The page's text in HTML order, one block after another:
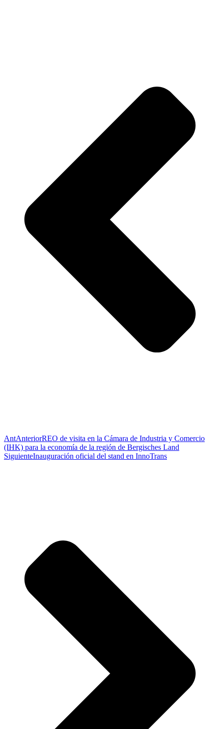
AntAnteriorREO de visita en la Cámara de Industria y Comercio
(IHK) para la economía de la región de Bergisches Land
SiguienteInauguración oficial del stand en InnoTrans